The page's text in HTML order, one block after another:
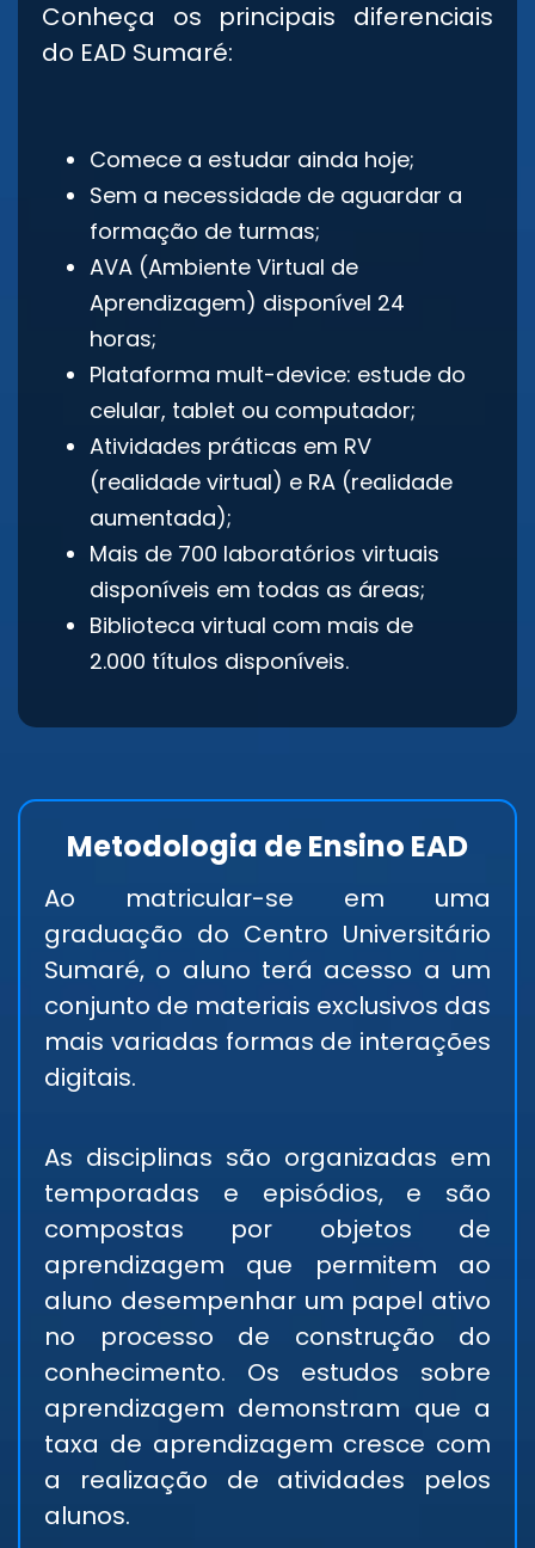
Conheça os principais diferenciais
do EAD Sumaré:
Comece a estudar ainda hoje;
Sem a necessidade de aguardar a
formação de turmas;
AVA (Ambiente Virtual de
Aprendizagem) disponível 24
horas;
Plataforma mult-device: estude do
celular, tablet ou computador;
Atividades práticas em RV
(realidade virtual) e RA (realidade
aumentada);
Mais de 700 laboratórios virtuais
disponíveis em todas as áreas;
Biblioteca virtual com mais de
2.000 títulos disponíveis.
Metodologia de Ensino EAD
Ao matricular-se em uma
graduação do Centro Universitário
Sumaré, o aluno terá acesso a um
conjunto de materiais exclusivos das
mais variadas formas de interações
digitais.
As disciplinas são organizadas em
temporadas e episódios, e são
compostas por objetos de
aprendizagem que permitem ao
aluno desempenhar um papel ativo
no processo de construção do
conhecimento. Os estudos sobre
aprendizagem demonstram que a
taxa de aprendizagem cresce com
a realização de atividades pelos
alunos.